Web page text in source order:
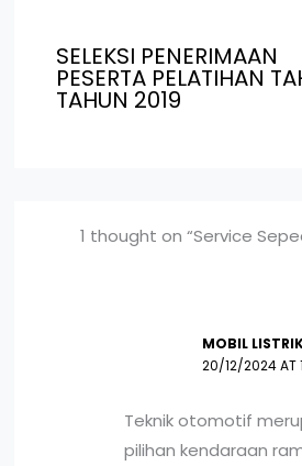
SELEKSI PENERIMAAN
PESERTA PELATIHAN
TAHUN 2019
1 thought on “Service
MOBIL
20/12/2024 AT
Teknik otomotif
pilihan kendaraan